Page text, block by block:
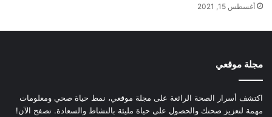
أغسطس 15, 2021
مجلة موقعي
اكتشف أسرار الصحة الرائعة على مجلة موقعي، نمط حياة صحي ومعلومات
مهمة لتعزيز صحتك والحصول على حياة مليئة بالنشاط والسعادة. تصفح الآن!